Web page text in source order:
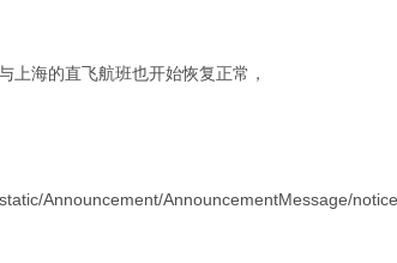
上海的直飞航班也开始恢复正常，
Announcement/AnnouncementMessage/